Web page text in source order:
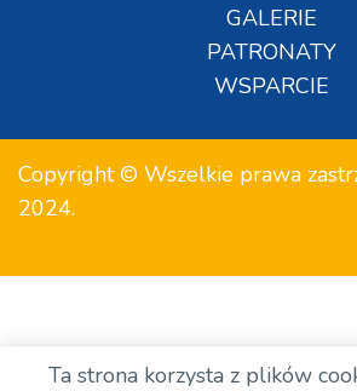
GALERIE
PATRONATY
WSPARCIE
Copyright © Wszelkie prawa
2024.
Ta strona korzysta z plików